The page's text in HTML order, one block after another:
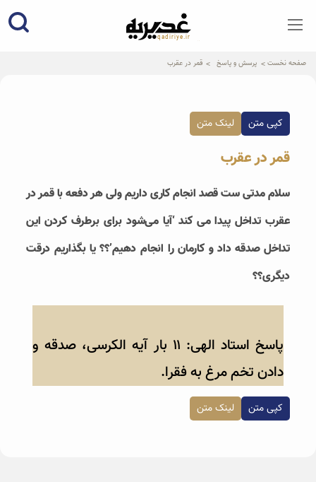
qadiriye.ir
نشریه ی غدیریه-بیانات استاد
صفحه نخست پرسش و پاسخ قمر در عقرب
کپی متن لینک متن
قمر در عقرب
سلام مدتی ست قصد انجام کاری داریم ولی هر دفعه با قمر در
عقرب تداخل پیدا می کند ‘آیا می‌شود برای برطرف کردن این
تداخل صدقه داد و کارمان را انجام دهیم’؟؟ یا بگذاریم درقت
دیگری؟؟
پاسخ استاد الهی: ۱۱ بار آیه الکرسی، صدقه و
دادن تخم مرغ به فقرا.
کپی متن لینک متن